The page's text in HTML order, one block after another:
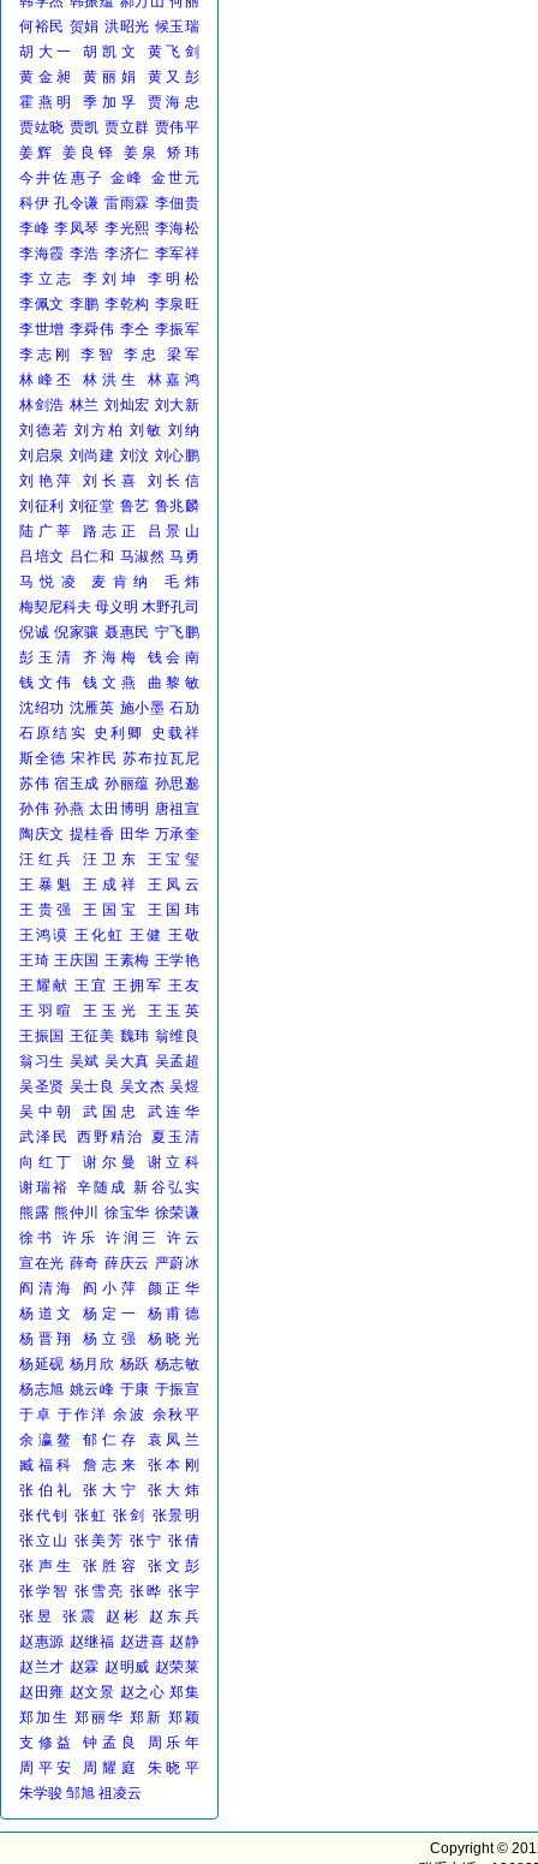
何裕民 贺娟 洪昭光 候玉瑞
胡大一
胡凯文
黄飞剑
黄金昶
黄丽娟
黄又彭
霍燕明
季加孚
贾海忠
贾竑晓 贾凯 贾立群 贾伟平
姜辉
姜良铎 姜泉
矫玮
今井佐惠子 金峰 金世元
科伊 孔令谦 雷雨霖 李佃贵
李峰 李凤琴 李光熙 李海松
李海霞 李浩 李济仁 李军祥
李立志
李刘坤
李明松
李佩文 李鹏 李乾构 李泉旺
李世增 李舜伟 李仝 李振军
李志刚
李智 李忠
梁军
林峰丕
林洪生
林嘉鸿
林剑浩 林兰 刘灿宏 刘大新
刘德若 刘方柏 刘敏 刘纳
刘启泉 刘尚建 刘汶 刘心鹏
刘艳萍
刘长喜
刘长信
刘征利 刘征堂 鲁艺 鲁兆麟
陆广莘
路志正
吕景山
吕培文 吕仁和 马淑然 马勇
马悦凌
麦肯纳
毛炜
梅契尼科夫 母义明 木野孔司
倪诚 倪家骧 聂惠民 宁飞鹏
彭玉清
齐海梅
钱会南
钱文伟
钱文燕
曲黎敏
沈绍功 沈雁英 施小墨 石劢
石原结实 史利卿
史载祥
斯全德 宋祚民 苏布拉瓦尼
苏伟 宿玉成 孙丽蕴 孙思邈
孙伟 孙燕 太田博明 唐祖宣
陶庆文 提桂香 田华 万承奎
汪红兵
汪卫东
王宝玺
王暴魁
王成祥
王凤云
王贵强
王国宝
王国玮
王鸿谟 王化虹 王健 王敬
王琦 王庆国 王素梅 王学艳
王耀献 王宜 王拥军 王友
王羽暄
王玉光
王玉英
王振国 王征美 魏玮 翁维良
翁习生 吴斌 吴大真 吴孟超
吴圣贤 吴士良 吴文杰 吴煜
吴中朝
武国忠
武连华
武泽民
西野精治 夏玉清
向红丁
谢尔曼
谢立科
谢瑞裕 辛随成 新谷弘实
熊露 熊仲川 徐宝华 徐荣谦
徐书
许乐 许润三
许云
宣在光 薛奇 薛庆云 严蔚冰
阎清海
阎小萍
颜正华
杨道文
杨定一
杨甫德
杨晋翔
杨立强
杨晓光
杨延砚 杨月欣 杨跃 杨志敏
杨志旭 姚云峰 于康 于振宣
于卓 于作洋 余波 余秋平
余瀛鳌
郁仁存
袁凤兰
臧福科
詹志来
张本刚
张伯礼
张大宁
张大炜
张代钊
张虹 张剑
张景明
张立山 张美芳 张宁 张倩
张声生
张胜容
张文彭
张学智 张雪亮 张晔 张宇
张昱
张震 赵彬
赵东兵
赵惠源 赵继福 赵进喜 赵静
赵兰才 赵霖 赵明威 赵荣莱
赵田雍 赵文景 赵之心 郑集
郑加生 郑丽华 郑新 郑颖
支修益
钟孟良
周乐年
周平安
周耀庭
朱晓平
朱学骏 邹旭 祖凌云
Copyright ©